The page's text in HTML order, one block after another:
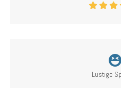
Lustige